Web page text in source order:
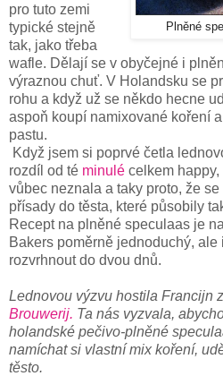
Plněné
pro tuto zemi
typické stejně
tak, jako třeba
wafle. Dělají se v obyčejné i
výraznou chuť. V Holandsku se
rohu a když už se někdo hecne
aspoň koupí namixované koření
pastu.
Když jsem si poprvé četla
rozdíl od té minulé celkem
vůbec neznala a taky proto, že
přísady do těsta, které působily
Recept na plněné speculaas je
Bakers poměrně jednoduchý,
rozvrhnout do dvou dnů.
Lednovou výzvu hostila Francijn
Brouwerij. Ta nás vyzvala,
holandské pečivo-plněné
namíchat si vlastní mix koření,
těsto.